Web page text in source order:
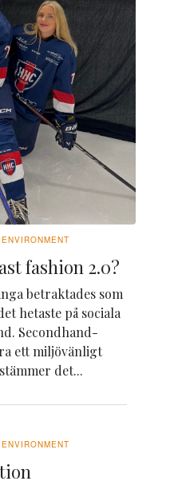
ENVIRONMENT
fashion 2.0?
betraktades som
hetaste på sociala
Secondhand-
ett miljövänligt
det...
ENVIRONMENT